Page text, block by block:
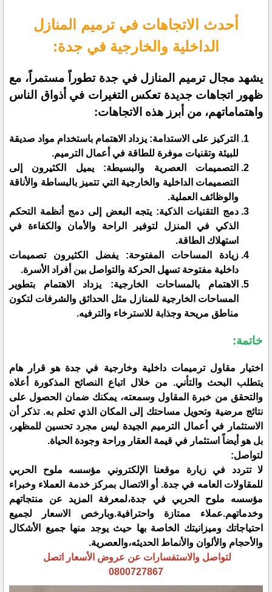
أحدث الاتجاهات في ترميم المنازل
الداخلية والخارجية في جدة:
يشهد مجال ترميم المنازل في جدة تطوراً مستمراً، مع
ظهور اتجاهات جديدة تعكس التغيرات في أذواق الناس
واهتماماتهم، من أبرز هذه الاتجاهات:
التركيز على الاستدامة: يزداد الاهتمام باستخدام مواد صديقة
للبيئة وتقنيات موفرة للطاقة في أعمال الترميم.
التصميمات العصرية والبسيطة: يميل الكثيرون إلى
التصميمات الداخلية والخارجية التي تتميز بالبساطة والأناقة
والوظائف العملية.
دمج التقنيات الذكية: يتجه البعض إلى دمج أنظمة التحكم
الذكي في المنزل لتوفير الراحة والأمان والكفاءة في
استهلاك الطاقة.
زيادة المساحات المفتوحة: يفضل الكثيرون تصميمات
داخلية مفتوحة تسهل الحركة والتواصل بين أفراد الأسرة.
الاهتمام بالمساحات الخارجية: يزداد الاهتمام بتطوير
المساحات الخارجية للمنازل مثل الحدائق والشرفات لتكون
مناطق مريحة وجذابة للاسترخاء والترفيه.
خاتمة:
اختيار مقاول ترميمات داخلية وخارجية في جدة هو قرار هام
يتطلب البحث والتأني. من خلال اتباع النصائح المذكورة أعلاه
والتحقق من خبرة المقاول وسمعته، يمكنك ضمان الحصول على
نتائج مرضية وتحويل مساحتك إلى المكان الذي تحلم به. تذكر أن
الاستثمار في أعمال الترميم الجيدة ليس مجرد تحسين للمظهر،
بل هو أيضاً استثمار في قيمة العقار وراحة وجودة الحياة.
لتواصل:
لا تتردد في زيارة موقعنا الإلكتروني مؤسسه ملوح الحربي
للمقاولات العامه في جدة. أو الاتصال بمركز خدمة العملاء وخبراء
مؤسسه ملوح الحربي في جدة،لمعرفة المزيد عن منتجاتهم
وخدماتهم.عملاء ممتازة واحترافية.وبارخص الاسعار لجميع
احتياجاتك وميزانيتك الخاصة بها حيث يوجد منها جميع الأشكال
والأحجام والألوان والأنماط الحديثه،والعصرية.
لتواصل والاستفسارات عن عروض الأسعار اتصل
0800727867